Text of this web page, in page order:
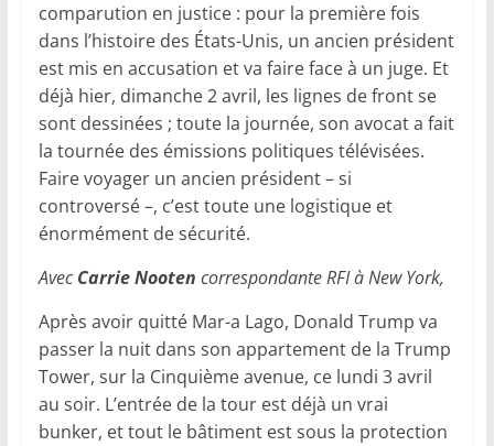
comparution en justice : pour la première fois
dans l’histoire des États-Unis, un ancien président
est mis en accusation et va faire face à un juge. Et
déjà hier, dimanche 2 avril, les lignes de front se
sont dessinées ; toute la journée, son avocat a fait
la tournée des émissions politiques télévisées.
Faire voyager un ancien président – si
controversé –, c’est toute une logistique et
énormément de sécurité.
AvecCarrie Nooten correspondante RFI à New York,
Après avoir quitté Mar-a Lago, Donald Trump va
passer la nuit dans son appartement de la Trump
Tower, sur la Cinquième avenue, ce lundi 3 avril
au soir. L’entrée de la tour est déjà un vrai
bunker, et tout le bâtiment est sous la protection